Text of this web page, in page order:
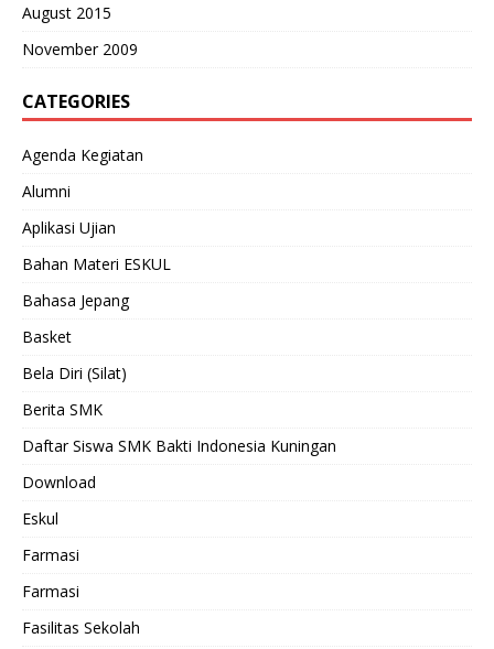
August 2015
November 2009
CATEGORIES
Agenda Kegiatan
Alumni
Aplikasi Ujian
Bahan Materi ESKUL
Bahasa Jepang
Basket
Bela Diri (Silat)
Berita SMK
Daftar Siswa SMK Bakti Indonesia Kuningan
Download
Eskul
Farmasi
Farmasi
Fasilitas Sekolah